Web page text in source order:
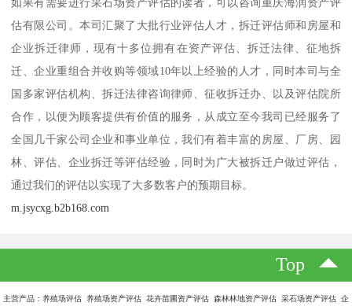
估有限公司。本司汇聚了大批行业评估人才，拆迁评估师和房屋和
企业拆迁律师，现有十多位拥有在资产评估、拆迁法律、征地拆
迁、企业重组合并收购等领域10年以上经验的人才，同时本司与全
国多家评估机构、拆迁法律咨询律师、征收拆迁办、以及评估院所
合作，以便为顾客提供有价值的服务，从成立至今我司已经服务了
全国几千家公司企业和事业单位，我们有着丰富的房屋、厂房、园
林、评估、企业拆迁等评估经验，同时为广大被拆迁户做过评估，
通过我们的评估以实现了大多数客户的预期目标。
m.jsycxg.b2b168.com
Top
主营产品：养殖场评估 养殖场资产评估 花卉苗圃资产评估 森林林地资产评估 采石场资产评估 企